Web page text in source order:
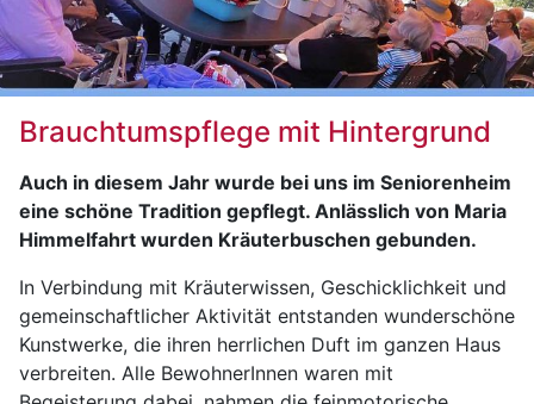
Brauchtumspflege mit Hintergrund
Auch in diesem Jahr wurde bei uns im Seniorenheim
eine schöne Tradition gepflegt. Anlässlich von Maria
Himmelfahrt wurden Kräuterbuschen gebunden.
In Verbindung mit Kräuterwissen, Geschicklichkeit und
gemeinschaftlicher Aktivität entstanden wunderschöne
Kunstwerke, die ihren herrlichen Duft im ganzen Haus
verbreiten. Alle BewohnerInnen waren mit